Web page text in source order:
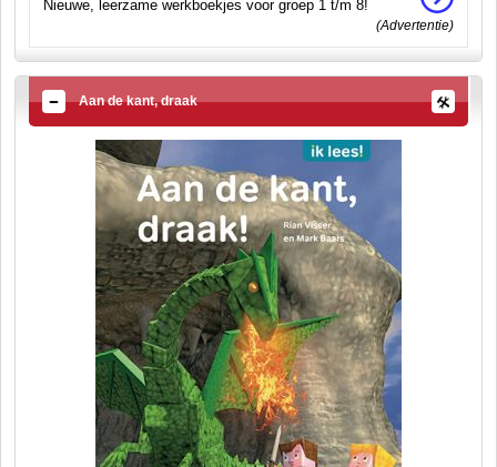
Nieuwe, leerzame werkboekjes voor groep 1 t/m 8!
(Advertentie)
Aan de kant, draak